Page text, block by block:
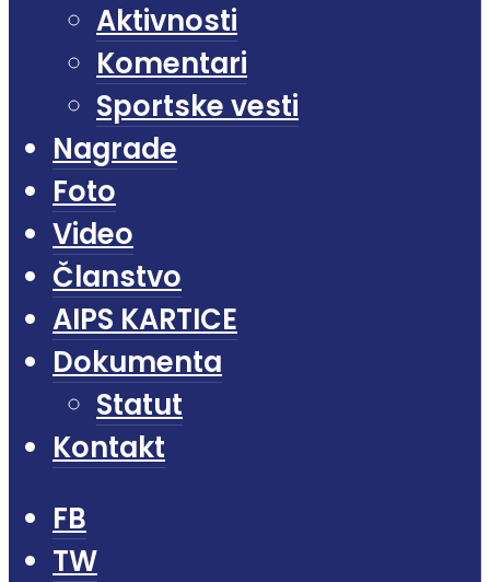
Aktivnosti
Komentari
Sportske vesti
Nagrade
Foto
Video
Članstvo
AIPS KARTICE
Dokumenta
Statut
Kontakt
FB
TW